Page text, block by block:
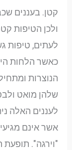
קטן. בעננים
ולכן הטיפות
לעתים, טיפות
כאשר הלחות
הנוצרות
שלהן מואט
לעננים האלה
אשר אינם
"וירגה". תופעת